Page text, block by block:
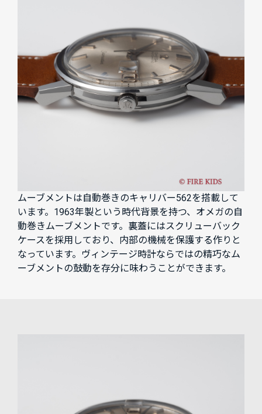
ムーブメントは自動巻きのキャリバー562を搭載して
います。1963年製という時代背景を持つ、オメガの自
動巻きムーブメントです。裏蓋にはスクリューバック
ケースを採用しており、内部の機械を保護する作りと
なっています。ヴィンテージ時計ならではの精巧なム
ーブメントの鼓動を存分に味わうことができます。